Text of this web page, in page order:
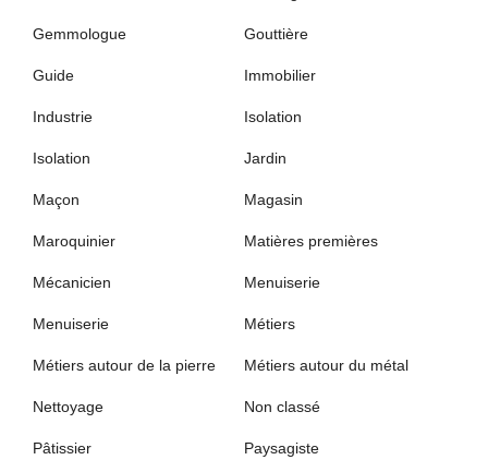
Gemmologue Gouttière
Guide Immobilier
Industrie Isolation
Isolation Jardin
Maçon Magasin
Maroquinier Matières premières
Mécanicien Menuiserie
Menuiserie Métiers
Métiers autour de la pierre Métiers autour du métal
Nettoyage Non classé
Pâtissier Paysagiste